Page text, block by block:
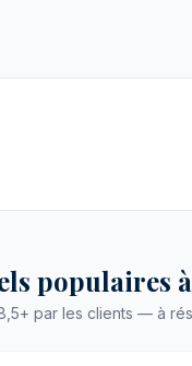
populaires
par les clients — à